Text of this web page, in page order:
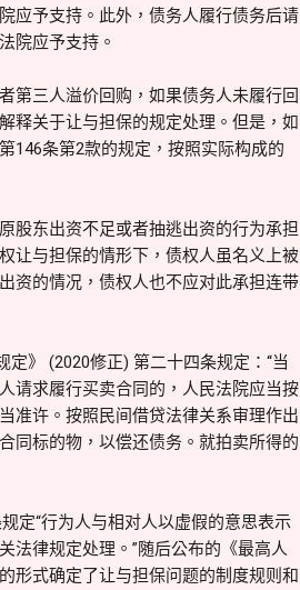
应予支持。此外，债务人履行债务后请
院应予支持。
第三人溢价回购，如果债务人未履行回
释关于让与担保的规定处理。但是，如
146条第2款的规定，按照实际构成的
股东出资不足或者抽逃出资的行为承担
让与担保的情形下，债权人虽名义上被
资的情况，债权人也不应对此承担连带
》 (2020修正) 第二十四条规定：“当
请求履行买卖合同的，人民法院应当按
准许。按照民间借贷法律关系审理作出
同标的物，以偿还债务。就拍卖所得的
定“行为人与相对人以虚假的意思表示
法律规定处理。”随后公布的《最高人
形式确定了让与担保问题的制度规则和